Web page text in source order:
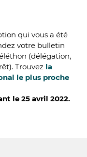
qui vous a été
votre bulletin
(délégation,
Trouvez la
le plus proche
le 25 avril 2022.